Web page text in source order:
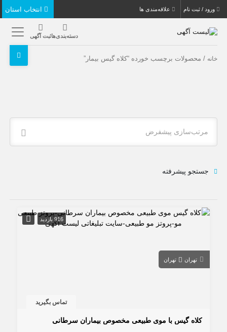
ورود / ثبت نام علاقه‌مندی ها
دسته‌بندی‌هاثبت آگهی
خانه / محصولات برچسب خورده “کلاه گیس بیمار”
مرتب‌سازی پیشفرض
جستجو پیشرفته
916 بازدید
تهران تهران
تماس بگیرید
کلاه گیس با موی طبیعی مخصوص بیماران سرطانی